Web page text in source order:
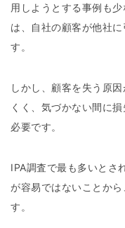
用しようとする事例も
は、自社の顧客が他社
す。
しかし、顧客を失う原
くく、気づかない間に
必要です。
IPA調査で最も多いとさ
が容易ではないことか
す。